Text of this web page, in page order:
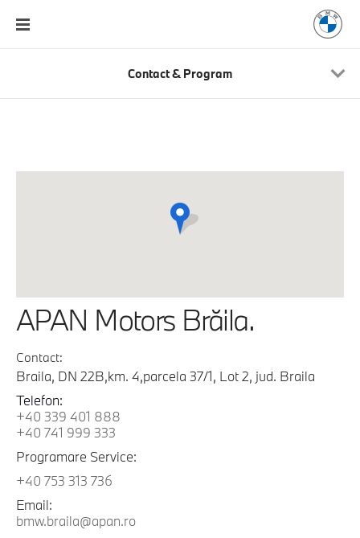
Contact & Program
APAN Motors Brăila.
Contact:
Braila, DN 22B,km. 4,parcela 37/1, Lot 2, jud. Braila
Telefon:
+40 339 401 888
+40 741 999 333
Programare Service:
+40 753 313 736
Email:
bmw.braila@apan.ro